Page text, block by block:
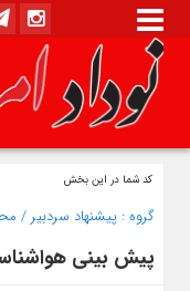
کد شما در این بخش
گروه : پیشنهاد سردبیر /
پیش بینی هواشناسی